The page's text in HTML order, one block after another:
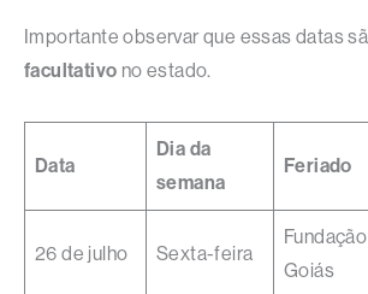
Importante observar que essas datas
facultativo no estado.
Data
Dia da
semana
Feriado
26 de julho Sexta-feira
Goiás